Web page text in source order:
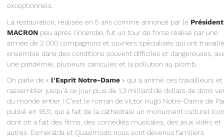
exceptionnels.
La restauration, réalisée en 5 ans comme annoncé par le Président
MACRON peu après l'incendie, fut un tour de force réalisé par une
armée de 2 000 compagnons et ouvriers spécialisés qui ont travaillé
ensemble dans des conditions souvent difficiles et dangereuses,
une pandémie, plusieurs canicules et la pollution au plomb.
On parle de « l'Esprit Notre-Dame » qui a animé ces travailleurs et
rassembler jusqu’à ce jour plus de 1,3 milliard de dollars de dons
du monde entier ! C’est le roman de Victor Hugo Notre-Dame de
publié en 1831, qui a fait de la cathédrale un monument culturel
dont on a fait des films, des comédies musicales, des jeux vidéo et
autres. Esmeralda et Quasimodo nous sont devenus familiers.